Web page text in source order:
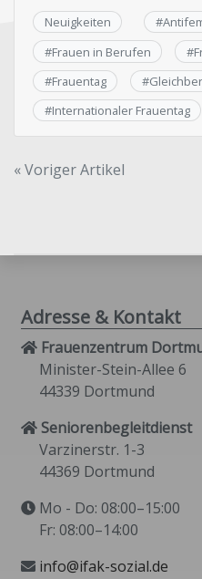
Neuigkeiten #
#Frauen in Berufen #
#Frauentag #
#Internationaler Frauentag
« Voriger Artikel
Adresse & Kontakt
Frauenzentrum
Minister-Stein-Allee 6
44339 Dortmund
Seniorenbegleitdienst
Varzinerstr. 1-3
44369 Dortmund
Mo - Do: 08:00–15:00
Fr: 08:00–14:00
info@ifak-sozial.de